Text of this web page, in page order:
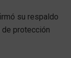
su respaldo
de protección